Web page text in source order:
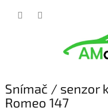
Snímač / senzor
Romeo 147